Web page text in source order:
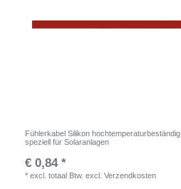
Fühlerkabel Silikon hochtemperaturbeständig
speziell für Solaranlagen
€ 0,84 *
*excl. totaal Btw. excl.Verzendkosten